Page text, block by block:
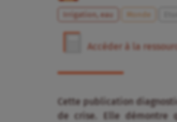
Irrigation, eau Monde
Accéder à la
Cette publication
de crise
Elle démontre